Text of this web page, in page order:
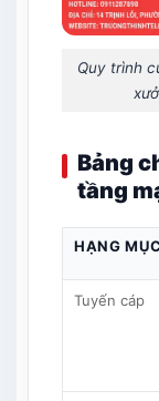
Quy trình
Bảng
tầng
HẠNG MỤC
Tuyến cáp